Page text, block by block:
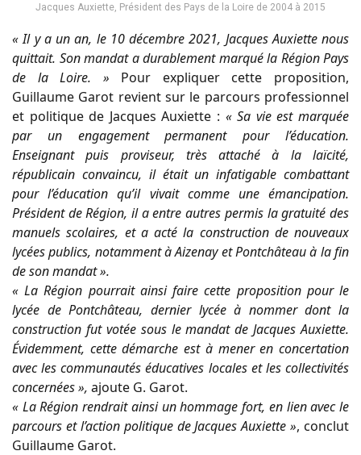
Jacques Auxiette, Président des Pays de la Loire de 2004 à 2015
« Il y a un an, le 10 décembre 2021, Jacques Auxiette nous
quittait. Son mandat a durablement marqué la Région Pays
de la Loire. » Pour expliquer cette proposition,
Guillaume Garot revient sur le parcours professionnel
et politique de Jacques Auxiette : « Sa vie est marquée
par un engagement permanent pour l’éducation.
Enseignant puis proviseur, très attaché à la laïcité,
républicain convaincu, il était un infatigable combattant
pour l’éducation qu’il vivait comme une émancipation.
Président de Région, il a entre autres permis la gratuité des
manuels scolaires, et a acté la construction de nouveaux
lycées publics, notamment à Aizenay et Pontchâteau à la fin
de son mandat ».
« La Région pourrait ainsi faire cette proposition pour le
lycée de Pontchâteau, dernier lycée à nommer dont la
construction fut votée sous le mandat de Jacques Auxiette.
Évidemment, cette démarche est à mener en concertation
avec les communautés éducatives locales et les collectivités
concernées », ajoute G. Garot.
« La Région rendrait ainsi un hommage fort, en lien avec le
parcours et l’action politique de Jacques Auxiette », conclut
Guillaume Garot.